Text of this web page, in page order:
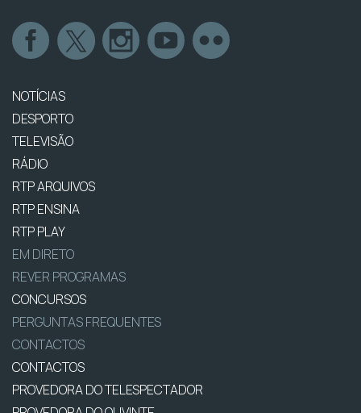
NOTÍCIAS
DESPORTO
TELEVISÃO
RÁDIO
RTP ARQUIVOS
RTP ENSINA
RTP PLAY
EM DIRETO
REVER PROGRAMAS
CONCURSOS
PERGUNTAS FREQUENTES
CONTACTOS
CONTACTOS
PROVEDORA DO TELESPECTADOR